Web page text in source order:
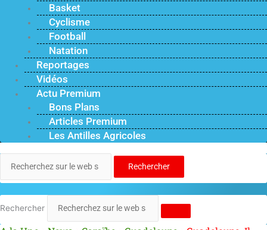
Basket
Cyclisme
Football
Natation
Reportages
Vidéos
Actu Premium
Bons Plans
Articles Premium
Les Antilles Agricoles
Rechercher
Rechercher